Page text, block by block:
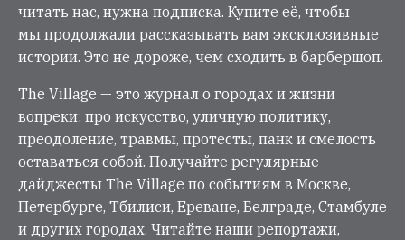
читать нас, нужна подписка. Купите её, чтобы
мы продолжали рассказывать вам эксклюзивные
истории. Это не дороже, чем сходить в барбершоп.
The Village — это журнал о городах и жизни
вопреки: про искусство, уличную политику,
преодоление, травмы, протесты, панк и смелость
оставаться собой. Получайте регулярные
дайджесты The Village по событиям в Москве,
Петербурге, Тбилиси, Ереване, Белграде, Стамбуле
и других городах. Читайте наши репортажи,